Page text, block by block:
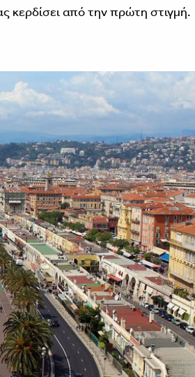
κερδίσει από την πρώτη στιγμή.